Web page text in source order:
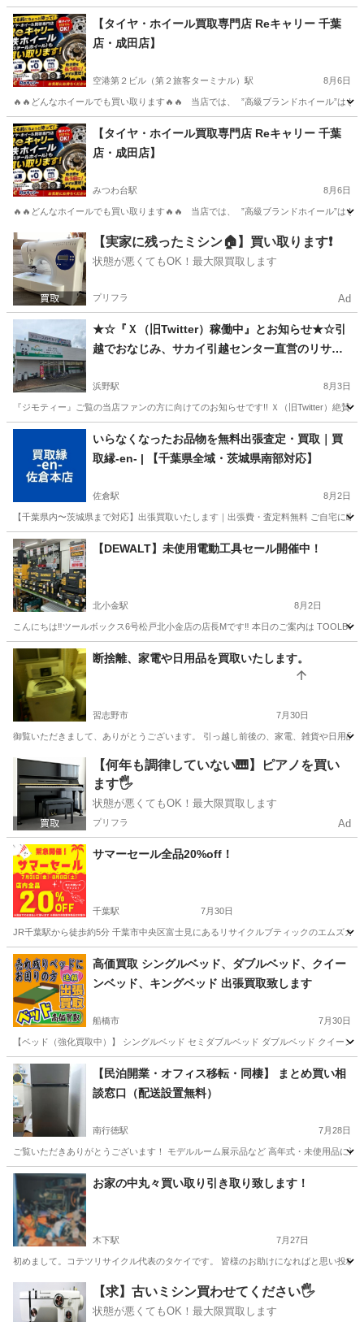
【タイヤ・ホイール買取専門店 Reキャリー 千葉
店・成田店】
空港第２ビル（第２旅客ターミナル）駅 8月6日
🔥🔥どんなホイールでも買い取ります🔥🔥 当店では、 ”高級ブランドホイール”はも
千葉 成田市 空港第２ビル（第２旅客ターミナル）駅
リサイクルショップ タイヤ
【タイヤ・ホイール買取専門店 Reキャリー 千葉
店・成田店】
みつわ台駅 8月6日
🔥🔥どんなホイールでも買い取ります🔥🔥 当店では、 ”高級ブランドホイール”はも
千葉市 みつわ台駅 リサイクルショップ タイヤ
【実家に残ったミシン🏠】買い取ります❗️
状態が悪くてもOK！最大限買取します
プリフラ Ad
★☆『Ｘ（旧Twitter）稼働中』とお知らせ★☆引
越でおなじみ、サカイ引越センター直営のリサイ
ウトドア用品・衣類品・靴・各種雑貨も 取り揃え
ております♪
浜野駅 8月3日
『ジモティー』ご覧の当店ファンの方に向けてのお知らせです!! Ｘ（旧Twitter）絶
千葉 千葉市 浜野駅 リサイクルショップ
いらなくなったお品物を無料出張査定・買取｜買
取縁-en- | 【千葉県全域・茨城県南部対応】
佐倉駅 8月2日
【千葉県内〜茨城県まで対応】出張買取いたします｜出張費・査定料無料 ご自宅に
千葉 佐倉市 リサイクルショップ
【DEWALT】未使用電動工具セール開催中！
北小金駅 8月2日
こんにちは‼ツールボックス6号松戸北小金店の店長Mです‼ 本日のご案内は
千葉 松戸市 北小金駅 リサイクルショップ
断捨離、家電や日用品を買取いたします。
習志野市 7月30日
御覧いただきまして、ありがとうございます。 引っ越し前後の、家電、雑貨や日用
千葉 習志野市 リサイクルショップ 無料
【何年も調律していない🎹】ピアノを買い
ます🖐️
状態が悪くてもOK！最大限買取します
プリフラ Ad
サマーセール全品20%off！
千葉駅 7月30日
JR千葉駅から徒歩約5分 千葉市中央区富士見にあるリサイクルブティックのエムズ
千葉 千葉市 千葉駅 リサイクルショップ
高価買取 シングルベッド、ダブルベッド、クイー
ンベッド、キングベッド 出張買取致します
船橋市 7月30日
【ベッド（強化買取中）】 シングルベッド セミダブルベッド ダブルベッド クイーン
千葉 船橋市 リサイクルショップ 買取
【民泊開業・オフィス移転・同棲】 まとめ買い相
談窓口（配送設置無料）
南行徳駅 7月28日
ご覧いただきありがとうございます！ モデルルーム展示品など 高年式・未使用品に
千葉 市川市 南行徳駅 リサイクルショップ 無料
お家の中丸々買い取り引き取り致します！
木下駅 7月27日
初めまして。コテツリサイクル代表のタケイです。 皆様のお助けになればと思い投
千葉 印西市 木下駅 リサイクルショップ 出張買取
【求】古いミシン買わせてください🖐️
状態が悪くてもOK！最大限買取します